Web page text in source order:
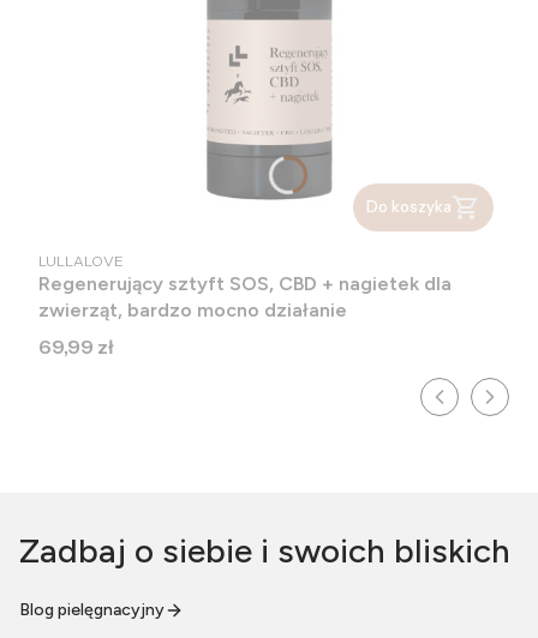
Do koszyka
PRODUCENT
LULLALOVE
Regenerujący sztyft SOS, CBD + nagietek dla
zwierząt, bardzo mocno działanie
Cena
69,99 zł
Zadbaj o siebie i swoich bliskich
Blog pielęgnacyjny